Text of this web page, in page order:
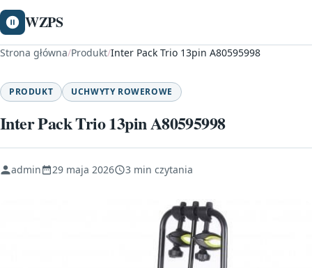
WZPS
Strona główna/Produkt/Inter Pack Trio 13pin A80595998
PRODUKT UCHWYTY ROWEROWE
Inter Pack Trio 13pin A80595998
admin 29 maja 2026 3 min czytania